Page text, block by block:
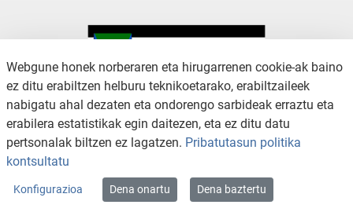
KONTAKTUA
LEGE OHARRA
SALAKETA KANALA
PRIBATUTASUN POLITIKA
Copyright © 2026 / Excmo. arratzua | Todos los derechos reservados.
Webgune honek norberaren eta hirugarrenen cookie-ak baino
ez ditu erabiltzen helburu teknikoetarako, erabiltzaileek
nabigatu ahal dezaten eta ondorengo sarbideak erraztu eta
erabilera estatistikak egin daitezen, eta ez ditu datu
pertsonalak biltzen ez lagatzen. Pribatutasun politika
kontsultatu
Konfigurazioa Dena onartu Dena baztertu